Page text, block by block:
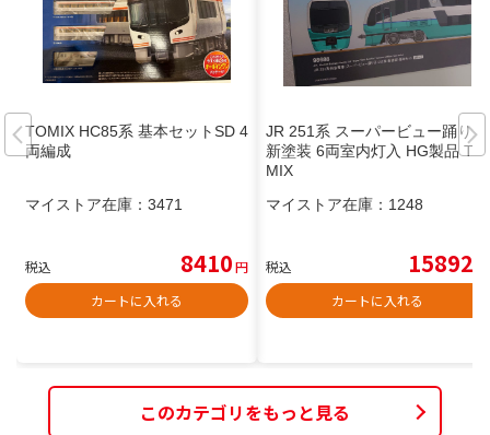
TOMIX HC85系 基本セットSD 4
両編成
マイストア在庫： 3471
税込 8410円
カートに入れる
JR 251系 スーパービュー踊り子
新塗装 6両室内灯入 HG製品 TO
MIX
マイストア在庫： 1248
税込 15892
カートに入れる
このカテゴリをもっと見る